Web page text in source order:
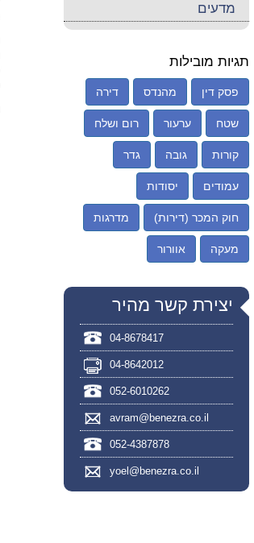
מדעים
תגיות מובילות
פסק דין מהנדס דירה
שטח ערעור רום ושלח
קורות גובה גדר
עמודים יסודות
חוק המכר (דירות) מדרגות
מעקה אוורור
יצירת קשר מהיר
04-8678417
04-8642012
052-6010262
avram@benezra.co.il
052-4387878
yoel@benezra.co.il